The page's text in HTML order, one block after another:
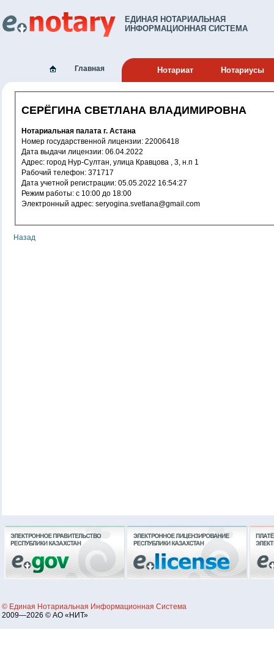
ЕДИНАЯ НОТАРИАЛЬНАЯ
ИНФОРМАЦИОННАЯ СИСТЕМА
Главная Нотариат Нотариусы
СЕРЁГИНА СВЕТЛАНА ВЛАДИМИРОВНА
Нотариальная палата г. Астана
Номер государственной лицензии: 22006418
Дата выдачи лицензии: 06.04.2022
Адрес: город Нур-Султан, улица Кравцова , 3, н.п 1
Рабочий телефон: 371717
Дата учетной регистрации: 05.05.2022 16:54:27
Режим работы: c 10:00 до 18:00
Электронный адрес: seryogina.svetlana@gmail.com
Назад
© Единая Нотариальная Информационная Система
2009—2026 © АО «НИТ»